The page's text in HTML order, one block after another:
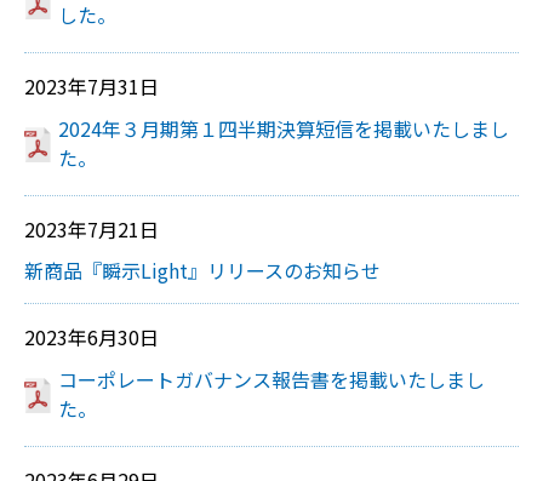
した。
2023年7月31日
2024年３月期第１四半期決算短信を掲載いたしまし
た。
2023年7月21日
新商品『瞬示Light』リリースのお知らせ
2023年6月30日
コーポレートガバナンス報告書を掲載いたしまし
た。